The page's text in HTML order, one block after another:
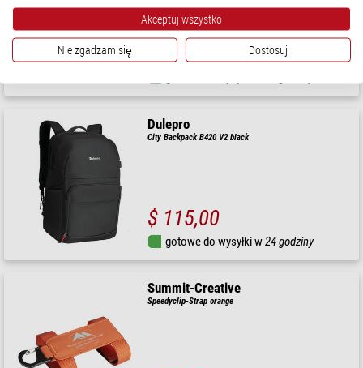
$ 28,90
Dulepro
City Backpack B420 V2 black
$ 115,00
gotowe do wysyłki w24 godziny
Summit-Creative
Speedyclip-Strap orange
Akceptuj wszystko
Nie zgadzam się Dostosuj